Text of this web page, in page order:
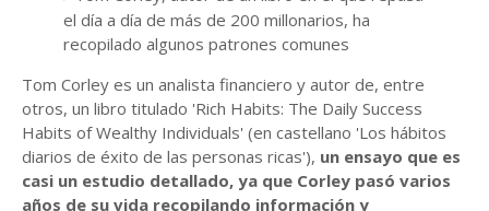
el día a día de más de 200 millonarios, ha
recopilado algunos patrones comunes
Tom Corley es un analista financiero y autor de, entre
otros, un libro titulado 'Rich Habits: The Daily Success
Habits of Wealthy Individuals' (en castellano 'Los hábitos
diarios de éxito de las personas ricas'), un ensayo que es
casi un estudio detallado, ya que Corley pasó varios
años de su vida recopilando información y